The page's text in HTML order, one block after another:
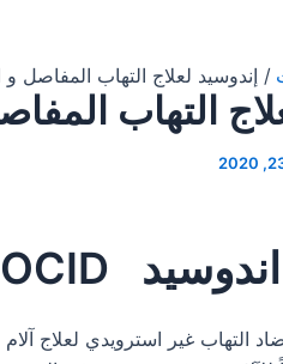
إندوسيد لعلاج التهاب المفاصل و
التهاب
اندوسيد TABLET INDOCID
التهاب غير استرويدي لعلاج آلام